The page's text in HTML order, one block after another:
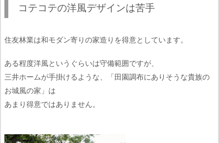
コテコテの洋風デザインは苦手
住友林業は和モダン寄りの家造りを得意としています。
ある程度洋風というぐらいは守備範囲ですが、
三井ホームが手掛けるような、「田園調布にありそうな貴族の
お城風の家」は
あまり得意ではありません。